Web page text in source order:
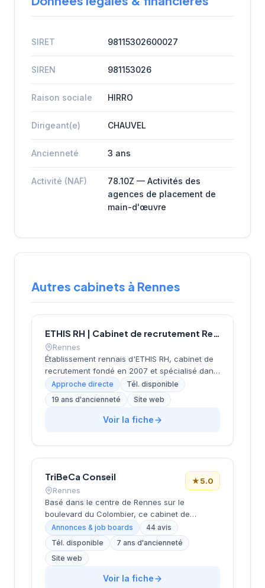
SIRET 98115302600027
SIREN 981153026
Raison sociale HIRRO
Dirigeant(e) CHAUVEL
Ancienneté 3 ans
Activité (NAF)
78.10Z — Activités des
agences de placement de
main-d'œuvre
Autres cabinets à Rennes
ETHIS RH | Cabinet de recrutement Rennes
Rennes
Établissement rennais d'ETHIS RH, cabinet de
recrutement fondé en 2007 et spécialisé dans
le conseil en ressources humaines. Depuis ses
bureaux rue Docteur Regnault, au cœur de
Rennes, l'équipe accompagne les entreprises
bretonnes dans leurs recherches de talents à
Approche directe
Tél. disponible
19 ans d'ancienneté
Site web
Voir la fiche
TriBeCa Conseil
Rennes
★5.0
Basé dans le centre de Rennes sur le
boulevard du Colombier, ce cabinet de
recrutement développe ses activités de
conseil en ressources humaines sous la
direction de Cheritel. La structure bénéficie
d'une excellente réputation auprès de sa
clientèle, comme en témoignent ses 44 avis
Google avec une note maximale de 5 étoiles.
Annonces & job boards
44 avis
Tél. disponible
7 ans d'ancienneté
Site web
Voir la fiche